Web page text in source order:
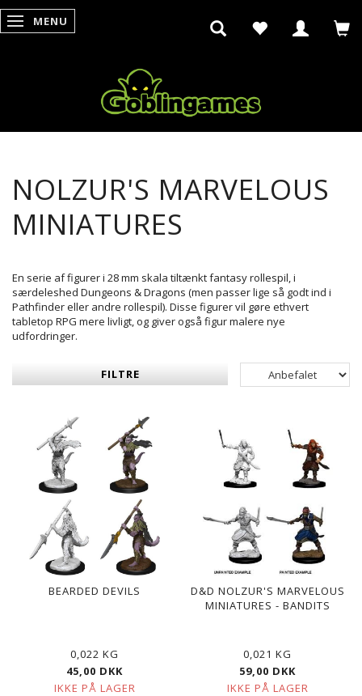
SKIFTE NAVIGATION
MENU
NOLZUR'S MARVELOUS
MINIATURES
En serie af figurer i 28 mm skala tiltænkt fantasy rollespil, i
særdeleshed Dungeons & Dragons (men passer lige så godt ind i
Pathfinder eller andre rollespil). Disse figurer vil gøre ethvert
tabletop RPG mere livligt, og giver også figur malere nye
udfordringer.
FILTRE
BEARDED DEVILS
0,022 KG
45,00 DKK
IKKE PÅ LAGER
D&D NOLZUR'S MARVELOUS
MINIATURES - BANDITS
0,021 KG
59,00 DKK
IKKE PÅ LAGER